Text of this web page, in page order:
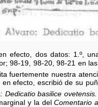
efecto, dos datos: 1.º,
98-19, 98-20, 98-21 en
fuertemente nuestra
efecto, escribió de su
Dedicatio basilice
y la delComentario